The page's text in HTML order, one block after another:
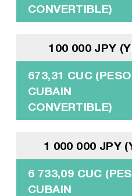
CONVERTIBLE)
100 000 JPY
673,31 CUC (PESO
CUBAIN
CONVERTIBLE)
1 000 000 JPY
6 733,09 CUC
CUBAIN